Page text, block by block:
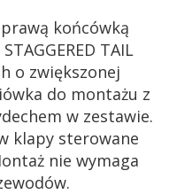
końcówką
TAIL
o zwiększonej
do montażu z
w zestawie.
klapy sterowane
nie wymaga